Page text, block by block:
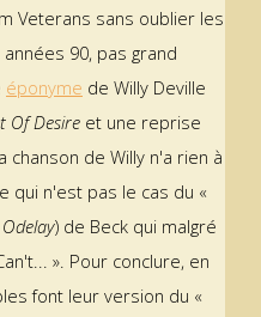
Veterans sans oublier les
90, pas grand
éponyme de Willy Deville
Of Desire et une reprise
chanson de Willy n'a rien à
qui n'est pas le cas du «
Odelay) de Beck qui malgré
». Pour conclure, en
font leur version du «